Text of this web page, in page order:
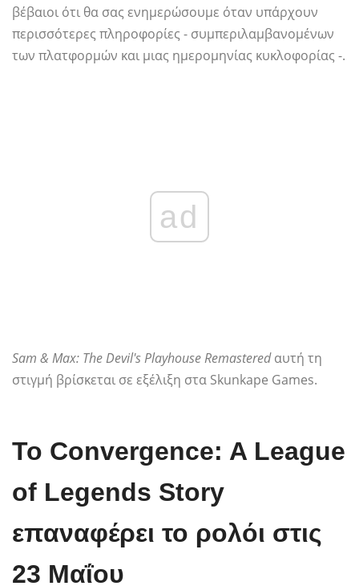
βέβαιοι ότι θα σας ενημερώσουμε όταν υπάρχουν
περισσότερες πληροφορίες - συμπεριλαμβανομένων
των πλατφορμών και μιας ημερομηνίας κυκλοφορίας -.
ad
Sam & Max: The Devil's Playhouse Remasteredαυτή τη
στιγμή βρίσκεται σε εξέλιξη στα Skunkape Games.
Το Convergence: A League
of Legends Story
επαναφέρει το ρολόι στις
23 Μαΐου